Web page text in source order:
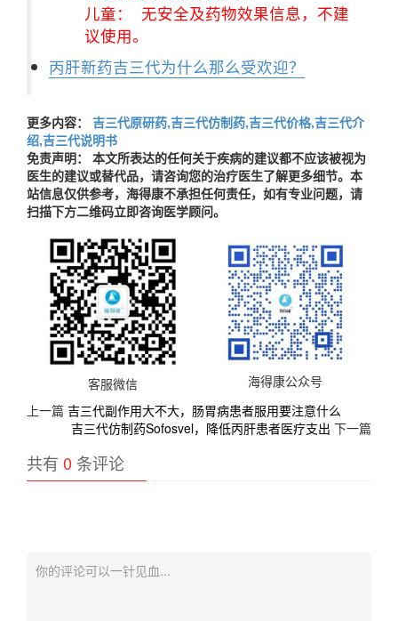
儿童： 无安全及药物效果信息，不建
议使用。
丙肝新药吉三代为什么那么受欢迎？
更多内容：
吉三代原研药,吉三代仿制药,吉三代价格,吉三代介
绍,吉三代说明书
免责声明： 本文所表达的任何关于疾病的建议都不应该被视为
医生的建议或替代品，请咨询您的治疗医生了解更多细节。本
站信息仅供参考，海得康不承担任何责任，如有专业问题，请
扫描下方二维码立即咨询医学顾问。
客服微信
海得康公众号
上一篇 吉三代副作用大不大，肠胃病患者服用要注意什么
吉三代仿制药Sofosvel，降低丙肝患者医疗支出 下一篇
共有 0 条评论